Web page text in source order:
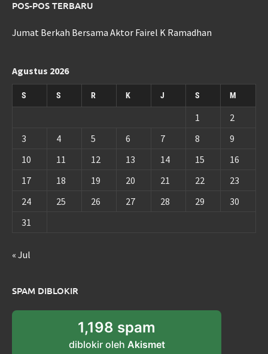
POS-POS TERBARU
Jumat Berkah Bersama Aktor Fairel K Ramadhan
Agustus 2026
S S R K J S M
1
2
3
4 5 6 7 8
9
10
11 12 13 14 15
16
17
18 19 20 21 22
23
24
25 26 27 28 29
30
31
« Jul
SPAM DIBLOKIR
1,198 spam
diblokir oleh Akismet